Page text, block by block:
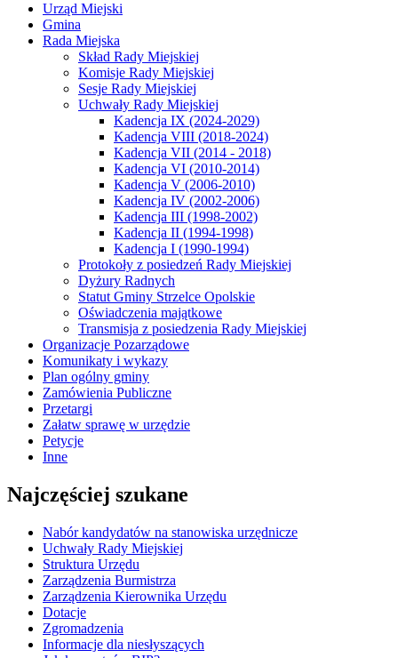
Urząd Miejski
Gmina
Rada Miejska
Skład Rady Miejskiej
Komisje Rady Miejskiej
Sesje Rady Miejskiej
Uchwały Rady Miejskiej
Kadencja IX (2024-2029)
Kadencja VIII (2018-2024)
Kadencja VII (2014 - 2018)
Kadencja VI (2010-2014)
Kadencja V (2006-2010)
Kadencja IV (2002-2006)
Kadencja III (1998-2002)
Kadencja II (1994-1998)
Kadencja I (1990-1994)
Protokoły z posiedzeń Rady Miejskiej
Dyżury Radnych
Statut Gminy Strzelce Opolskie
Oświadczenia majątkowe
Transmisja z posiedzenia Rady Miejskiej
Organizacje Pozarządowe
Komunikaty i wykazy
Plan ogólny gminy
Zamówienia Publiczne
Przetargi
Załatw sprawę w urzędzie
Petycje
Inne
Najczęściej szukane
Nabór kandydatów na stanowiska urzędnicze
Uchwały Rady Miejskiej
Struktura Urzędu
Zarządzenia Burmistrza
Zarządzenia Kierownika Urzędu
Dotacje
Zgromadzenia
Informacje dla niesłyszących